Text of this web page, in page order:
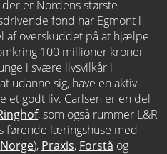
er Nordens største
fond har Egmont i
af overskuddet på at hjælpe
100 millioner kroner
i svære livsvilkår i
udanne sig, have en aktiv
et godt liv. Carlsen er en del
, som også rummer L&R
førende læringshuse med
Norge), Praxis, Forstå og